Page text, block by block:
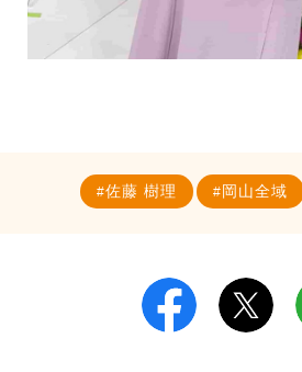
佐藤 樹理 岡山全域